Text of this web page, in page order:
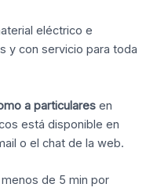
eléctrico e
y con servicio para toda
a particulares en
está disponible en
o el chat de la web.
de 5 min por